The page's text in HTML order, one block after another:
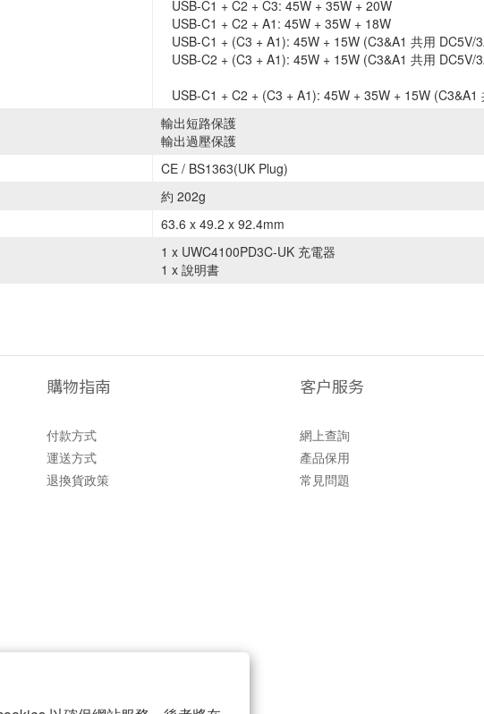
USB-C1 + C2 + C3: 45W + 35W + 20W
USB-C1 + C2 + A1: 45W + 35W + 18W
USB-C1 + (C3 + A1): 45W + 15W (C3&A1 共用 DC5V/
USB-C2 + (C3 + A1): 45W + 15W (C3&A1 共用 DC5V/
USB-C1 + C2 + (C3 + A1): 45W + 35W + 15W (C3&A1
輸出短路保護
輸出過壓保護
CE / BS1363(UK Plug)
約 202g
63.6 x 49.2 x 92.4mm
1 x UWC4100PD3C-UK 充電器
1 x 說明書
購物指南
付款方式
運送方式
退換貨政策
客户服务
網上查詢
產品保用
常見問題